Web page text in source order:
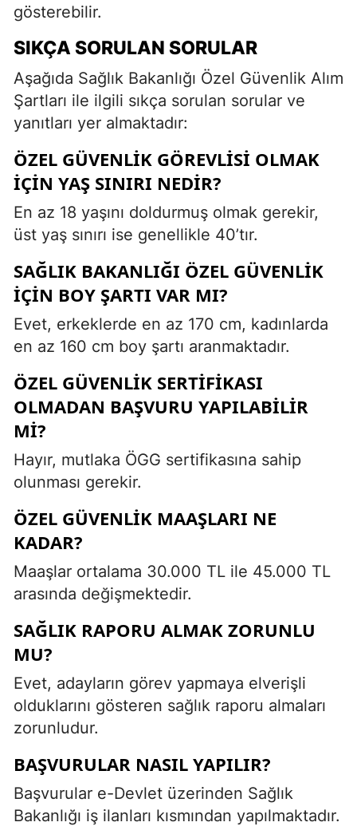
gösterebilir.
SIKÇA SORULAN SORULAR
Aşağıda Sağlık Bakanlığı Özel Güvenlik Alım
Şartları ile ilgili sıkça sorulan sorular ve
yanıtları yer almaktadır:
ÖZEL GÜVENLIK GÖREVLISI OLMAK
IÇIN YAŞ SINIRI NEDIR?
En az 18 yaşını doldurmuş olmak gerekir,
üst yaş sınırı ise genellikle 40’tır.
SAĞLIK BAKANLIĞI ÖZEL GÜVENLIK
IÇIN BOY ŞARTI VAR MI?
Evet, erkeklerde en az 170 cm, kadınlarda
en az 160 cm boy şartı aranmaktadır.
ÖZEL GÜVENLIK SERTIFIKASI
OLMADAN BAŞVURU YAPILABILIR
MI?
Hayır, mutlaka ÖGG sertifikasına sahip
olunması gerekir.
ÖZEL GÜVENLIK MAAŞLARI NE
KADAR?
Maaşlar ortalama 30.000 TL ile 45.000 TL
arasında değişmektedir.
SAĞLIK RAPORU ALMAK ZORUNLU
MU?
Evet, adayların görev yapmaya elverişli
olduklarını gösteren sağlık raporu almaları
zorunludur.
BAŞVURULAR NASIL YAPILIR?
Başvurular e-Devlet üzerinden Sağlık
Bakanlığı iş ilanları kısmından yapılmaktadır.